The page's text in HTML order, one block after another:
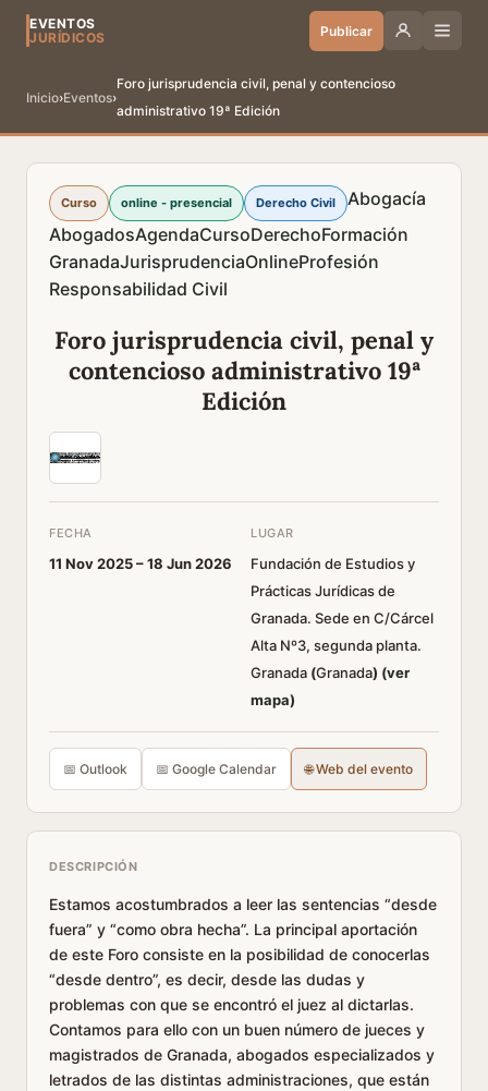
EVENTOS
JURÍDICOS
Publicar
Inicio›Eventos›
Foro jurisprudencia civil, penal y contencioso
administrativo 19ª Edición
Curso online - presencial Derecho Civil
Abogacía
AbogadosAgendaCursoDerechoFormación
GranadaJurisprudenciaOnlineProfesión
Responsabilidad Civil
Foro jurisprudencia civil, penal y
contencioso administrativo 19ª
Edición
FECHA
11 Nov 2025 –18 Jun 2026
LUGAR
Fundación de Estudios y
Prácticas Jurídicas de
Granada. Sede en C/Cárcel
Alta Nº3, segunda planta.
Granada (Granada) (ver
mapa)
📅 Outlook 📅 Google Calendar 🌐 Web del evento
DESCRIPCIÓN
Estamos acostumbrados a leer las sentencias “desde
fuera” y “como obra hecha”. La principal aportación
de este Foro consiste en la posibilidad de conocerlas
“desde dentro”, es decir, desde las dudas y
problemas con que se encontró el juez al dictarlas.
Contamos para ello con un buen número de jueces y
magistrados de Granada, abogados especializados y
letrados de las distintas administraciones, que están